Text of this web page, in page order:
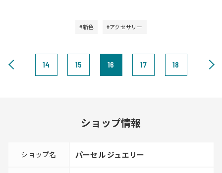
#新色 #アクセサリー
14 15 16 17 18
ショップ情報
ショップ名 パーセル ジュエリー